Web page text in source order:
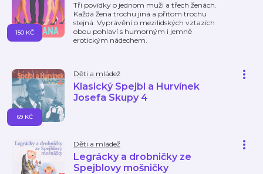
Tři povídky o jednom muži a třech ženách.
Každá žena trochu jiná a přitom trochu
stejná. Vyprávění o mezilidských vztazích
obou pohlaví s humorným i jemně
erotickým nádechem.
150 KČ
Děti a mládež
Klasický Spejbl a Hurvínek
Josefa Skupy 4
69 KČ
Děti a mládež
Legrácky a drobničky ze
Spejblovy mošničky